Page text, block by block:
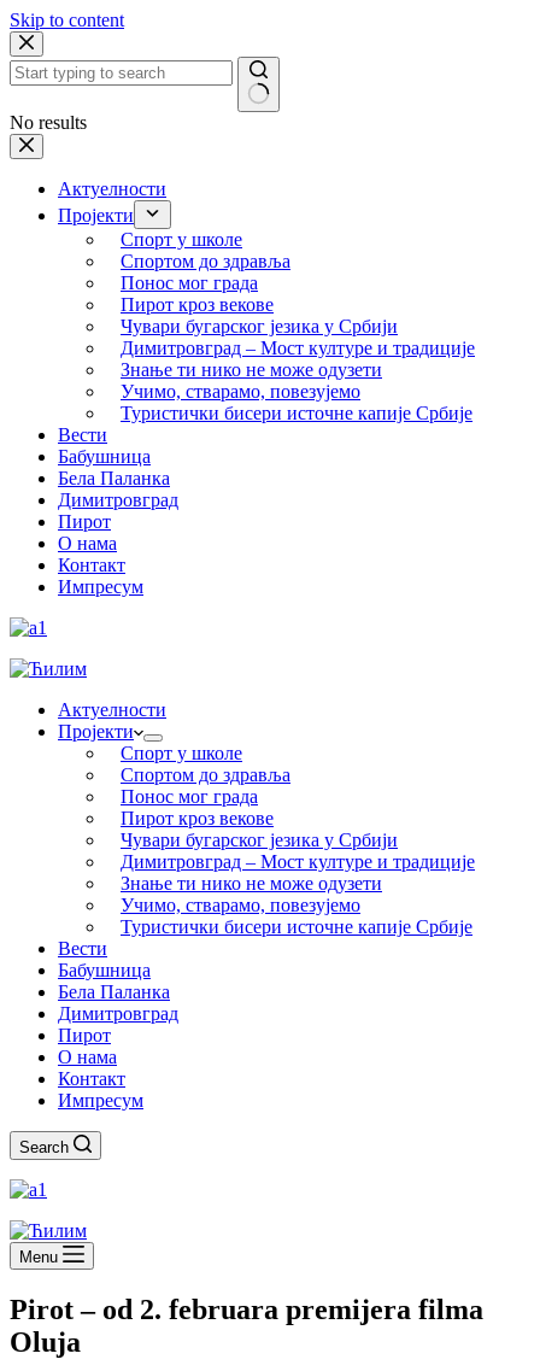
Skip to content
No results
Актуелности
Пројекти
Спорт у школе
Спортом до здравља
Понос мог града
Пирот кроз векове
Чувари бугарског језика у Србији
Димитровград – Мост културе и традиције
Знање ти нико не може одузети
Учимо, стварамо, повезујемо
Туристички бисери источне капије Србије
Вести
Бабушница
Бела Паланка
Димитровград
Пирот
О нама
Контакт
Импресум
Актуелности
Пројекти
Спорт у школе
Спортом до здравља
Понос мог града
Пирот кроз векове
Чувари бугарског језика у Србији
Димитровград – Мост културе и традиције
Знање ти нико не може одузети
Учимо, стварамо, повезујемо
Туристички бисери источне капије Србије
Вести
Бабушница
Бела Паланка
Димитровград
Пирот
О нама
Контакт
Импресум
Search
Menu
Pirot – od 2. februara premijera filma
Oluja